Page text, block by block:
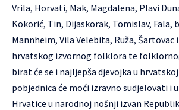
Vrila, Horvati, Mak, Magdalena, Plavi
Kokorić, Tin, Dijaskorak, Tomislav, Fala,
Mannheim, Vila Velebita, Ruža, Šartovac
hrvatskog izvornog folklora te
birat će se i najljepša djevojka u
pobjednica će moći izravno sudjelovati i
Hrvatice u narodnoj nošnji izvan